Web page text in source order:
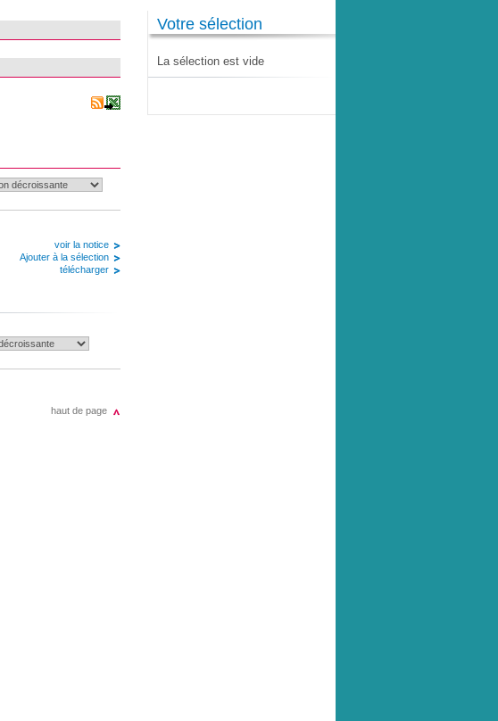
Votre sélection
La sélection est vide
voir la notice
Ajouter à la sélection
télécharger
haut de page